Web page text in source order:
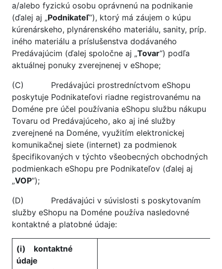
a/alebo fyzickú osobu oprávnenú na podnikanie
(ďalej aj „Podnikateľ“), ktorý má záujem o kúpu
kúrenárskeho, plynárenského materiálu, sanity, príp.
iného materiálu a príslušenstva dodávaného
Predávajúcim (ďalej spoločne aj „Tovar“) podľa
aktuálnej ponuky zverejnenej v eShope;
(C) Predávajúci prostredníctvom eShopu
poskytuje Podnikateľovi riadne registrovanému na
Doméne pre účel používania eShopu službu nákupu
Tovaru od Predávajúceho, ako aj iné služby
zverejnené na Doméne, využitím elektronickej
komunikačnej siete (internet) za podmienok
špecifikovaných v týchto všeobecných obchodných
podmienkach eShopu pre Podnikateľov (ďalej aj
„VOP“);
(D) Predávajúci v súvislosti s poskytovaním
služby eShopu na Doméne používa nasledovné
kontaktné a platobné údaje:
(i) kontaktné
údaje